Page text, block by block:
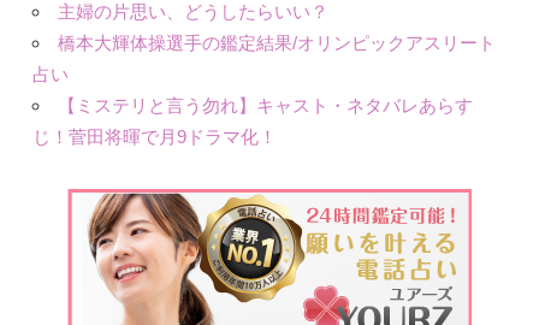
主婦の片思い、どうしたらいい？
橋本大輝体操選手の鑑定結果/オリンピックアスリート
占い
【ミステリと言う勿れ】キャスト・ネタバレあらす
じ！菅田将暉で月9ドラマ化！